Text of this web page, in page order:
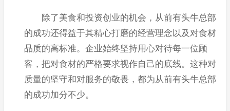
除了美食和投资创业的机会，从前有头牛总部
的成功还得益于其精心打磨的经营理念以及对食材
品质的高标准。企业始终坚持用心对待每一位顾
客，把对食材的严格要求视作自己的底线。这种对
质量的坚守和对服务的敬畏，都为从前有头牛总部
的成功加分不少。